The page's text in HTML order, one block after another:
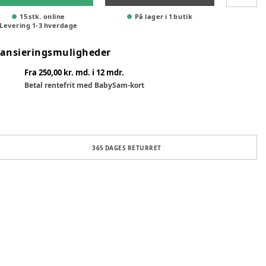
15 stk. online
Levering 1-3 hverdage
På lager i 1 butik
Fra 250,00 kr. md. i 12 mdr.
Betal rentefrit med BabySam-kort
365 DAGES RETURRET